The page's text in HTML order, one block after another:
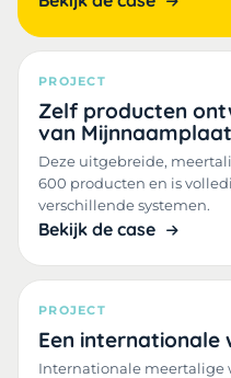
PROJECT
Zelf producten
van
Deze uitgebreide,
600 producten en is
verschillende systemen.
Bekijk de case
PROJECT
Een internationale
Internationale meertalige